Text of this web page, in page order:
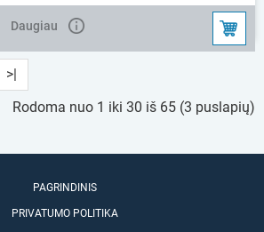
(ISO 11783-2) IP 54, IP 6X, IP
X4K, IP X9K Galini
Daugiau
>|
Rodoma nuo 1 iki 30 iš 65 (3 puslapių)
PAGRINDINIS
PRIVATUMO POLITIKA